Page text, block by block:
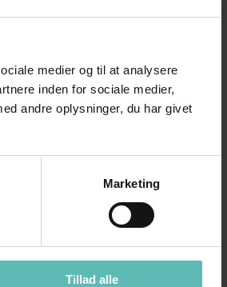
medier og til at analysere
inden for sociale medier,
andre oplysninger, du har givet
Marketing
Tillad alle